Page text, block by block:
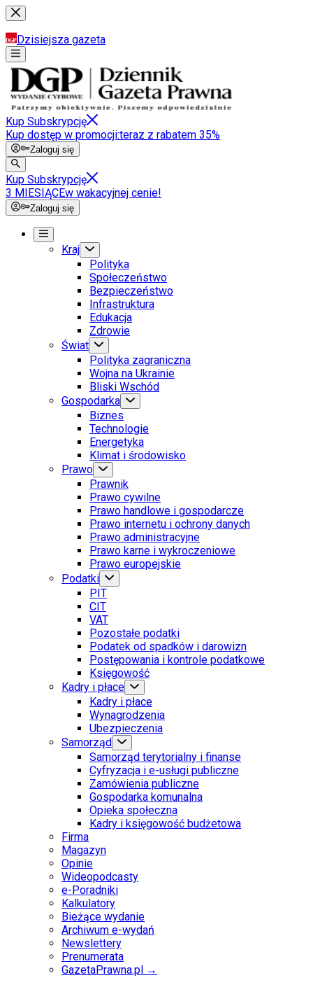
Dzisiejsza gazeta
Kup Subskrypcję
Kup dostęp w promocji:teraz z rabatem 35%
Zaloguj się
Kup Subskrypcję
3 MIESIĄCEw wakacyjnej cenie!
Zaloguj się
Kraj
Polityka
Społeczeństwo
Bezpieczeństwo
Infrastruktura
Edukacja
Zdrowie
Świat
Polityka zagraniczna
Wojna na Ukrainie
Bliski Wschód
Gospodarka
Biznes
Technologie
Energetyka
Klimat i środowisko
Prawo
Prawnik
Prawo cywilne
Prawo handlowe i gospodarcze
Prawo internetu i ochrony danych
Prawo administracyjne
Prawo karne i wykroczeniowe
Prawo europejskie
Podatki
PIT
CIT
VAT
Pozostałe podatki
Podatek od spadków i darowizn
Postępowania i kontrole podatkowe
Księgowość
Kadry i płace
Kadry i płace
Wynagrodzenia
Ubezpieczenia
Samorząd
Samorząd terytorialny i finanse
Cyfryzacja i e-usługi publiczne
Zamówienia publiczne
Gospodarka komunalna
Opieka społeczna
Kadry i księgowość budżetowa
Firma
Magazyn
Opinie
Wideopodcasty
e-Poradniki
Kalkulatory
Bieżące wydanie
Archiwum e-wydań
Newslettery
Prenumerata
GazetaPrawna.pl →